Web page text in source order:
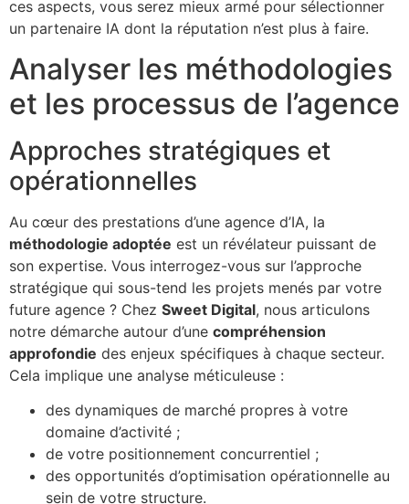
ces aspects, vous serez mieux armé pour sélectionner
un partenaire IA dont la réputation n’est plus à faire.
Analyser les méthodologies
et les processus de l’agence
Approches stratégiques et
opérationnelles
Au cœur des prestations d’une agence d’IA, la
méthodologie adoptée est un révélateur puissant de
son expertise. Vous interrogez-vous sur l’approche
stratégique qui sous-tend les projets menés par votre
future agence ? Chez Sweet Digital, nous articulons
notre démarche autour d’une compréhension
approfondie des enjeux spécifiques à chaque secteur.
Cela implique une analyse méticuleuse :
des dynamiques de marché propres à votre
domaine d’activité ;
de votre positionnement concurrentiel ;
des opportunités d’optimisation opérationnelle au
sein de votre structure.